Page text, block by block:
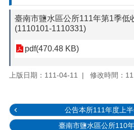
臺南市鹽水區公所111年第1季低
(1110101-1110331)
pdf(470.48 KB)
上版日期：111-04-11 修改時間：
公告本所111年度上半
臺南市鹽水區公所110年